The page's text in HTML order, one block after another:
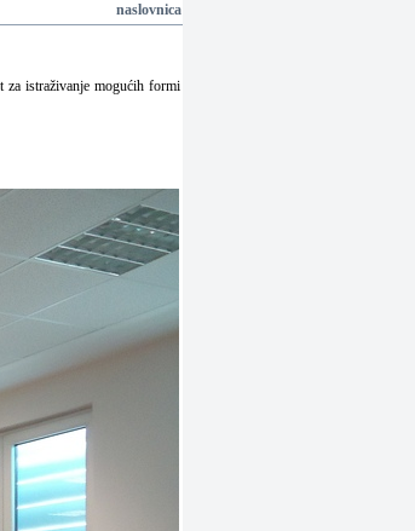
naslovnica
za istraživanje mogućih formi